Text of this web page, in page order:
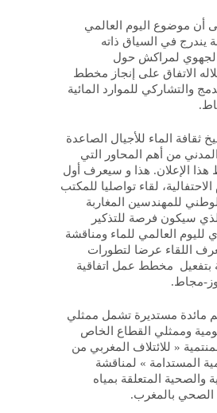
أن موضوع اليوم العالمي
يندرج في السياق ذاته
الجهوي لمراكش حول
الاتفاق على إنجاز مخطط
والتشاركي للموارد المائية
ثقافة الماء للأجيال الصاعدة
من أهم المحاور التي
هذا الإعلان. هذا و سيعرف أول
لقاء تواصليا للمكتب
للمهندسين المغاربة
سيكون فرصة للتذكير
لليوم العالمي للماء ومناقشة
اللقاء عرضا لتطورات
بتفعيل مخطط عمل اتفاقية
مجاط.
مائدة مستديرة تشمل ممثلي
وممثلي القطاع الخاص
« للائتلاف المغربي من
المستدامة » لمناقشة
والصحية المتعلقة بمياه
بالمغرب.